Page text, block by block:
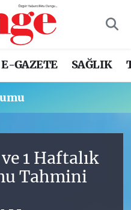
E-GAZETE SAĞLIK
1 Haftalık
Tahmini
ve Fikstür